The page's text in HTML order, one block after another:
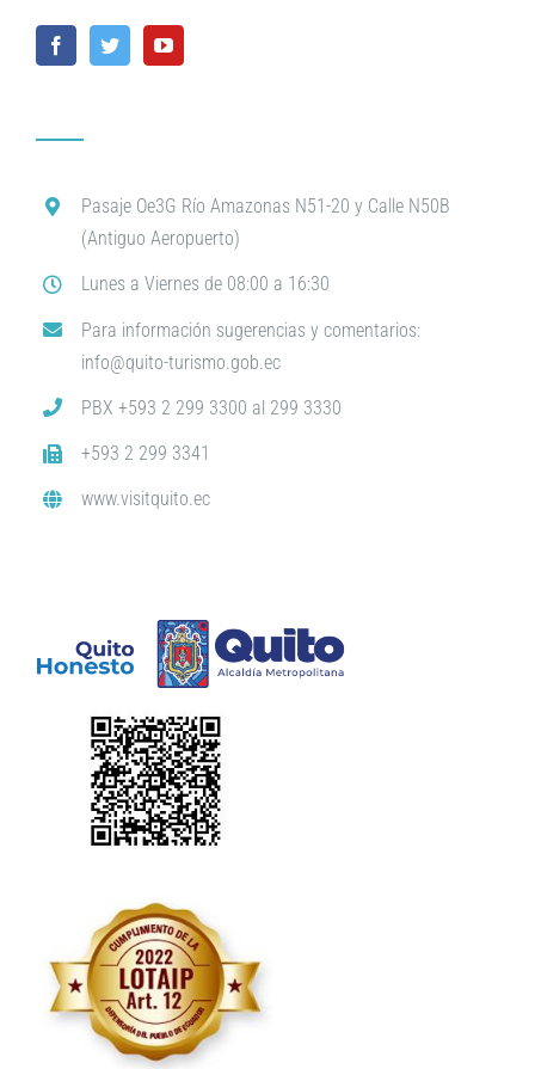
Pasaje Oe3G Río Amazonas N51-20 y Calle N50B
(Antiguo Aeropuerto)
Lunes a Viernes de 08:00 a 16:30
Para información sugerencias y comentarios:
info@quito-turismo.gob.ec
PBX +593 2 299 3300 al 299 3330
+593 2 299 3341
www.visitquito.ec